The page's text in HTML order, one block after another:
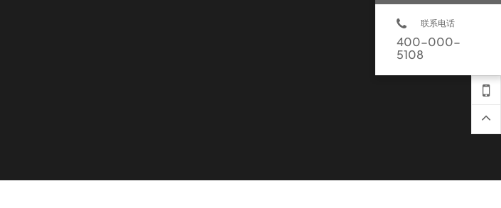
联系电话
400-000-
5108